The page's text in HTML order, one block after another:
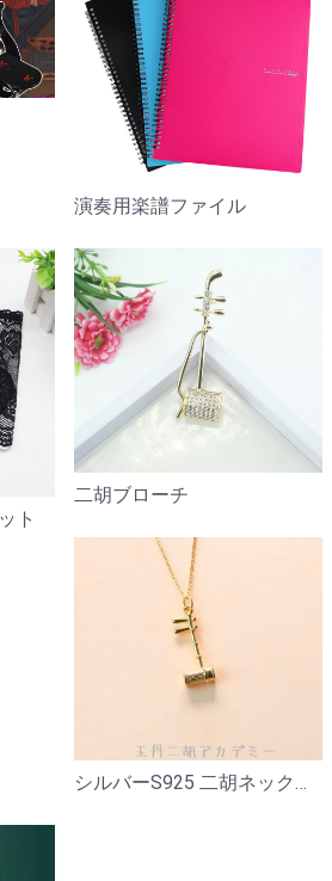
演奏用楽譜ファイル
ト
二胡ブローチ
シルバーS925 二胡ネックレス